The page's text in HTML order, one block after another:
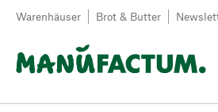
Zum Inhalt springen
Warenhäuser Brot & Butter